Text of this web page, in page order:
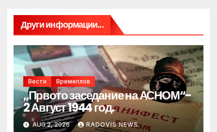
Други информации...
Вести Времеплов
„Првото заседание на АСНОМ“-
2 Август 1944 год.
AUG 2, 2026 RADOVIS NEWS